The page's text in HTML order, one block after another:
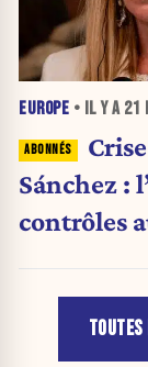
EUROPE • IL Y A 21
Sánchez :
contrôles